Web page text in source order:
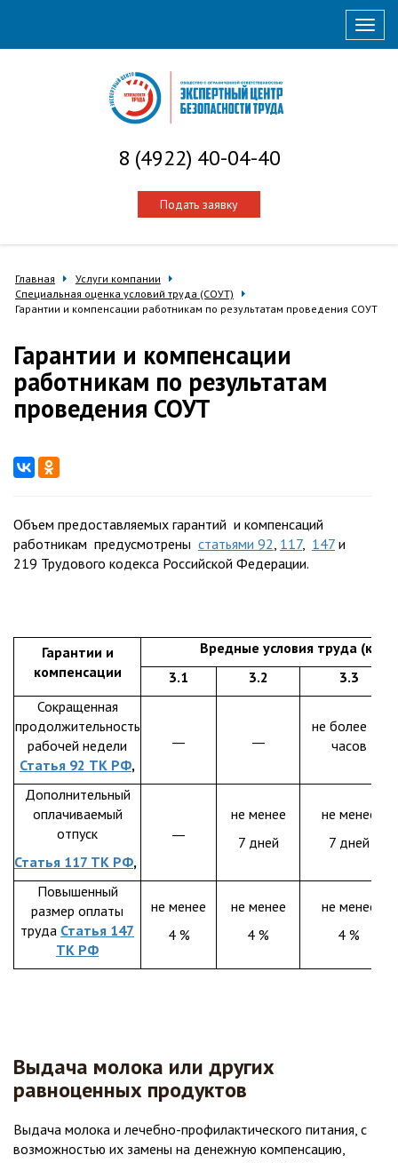
8 (4922) 40-04-40
Подать заявку
Главная
Услуги компании
Специальная оценка условий труда (СОУТ)
Гарантии и компенсации работникам по результатам проведения СОУТ
Гарантии и компенсации
работникам по результатам
проведения СОУТ
Объем предоставляемых гарантий и компенсаций
работникам предусмотрены статьями 92 117, 147 и
219 Трудового кодекса Российской Федерации.
Гарантии и
компенсации
Вредные условия труда
3.1
3.2
3.3
Сокращенная
продолжительность
рабочей недели
Статья 92 ТК РФ,
не более 36
часов
Дополнительный
оплачиваемый
отпуск
Статья 117 ТК РФ,
не менее
7 дней
не менее
7 дней
Повышенный
размер оплаты
труда Статья 147
ТК РФ
не менее
4 %
не менее
4 %
не менее
4 %
Выдача молока или других
равноценных продуктов
Выдача молока и лечебно-профилактического питания, с
возможностью их замены на денежную компенсацию,